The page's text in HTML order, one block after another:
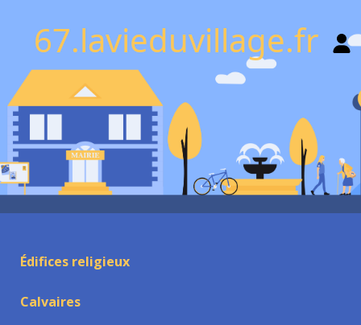
67.lavieduvillage.fr
Édifices religieux
Calvaires